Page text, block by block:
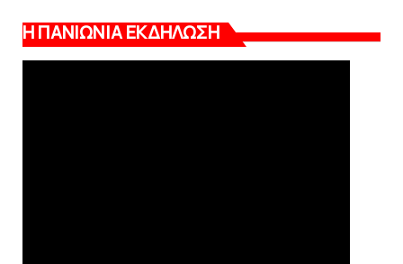
Η ΠΑΝΙΩΝΙΑ ΕΚΔΗΛΩΣΗ